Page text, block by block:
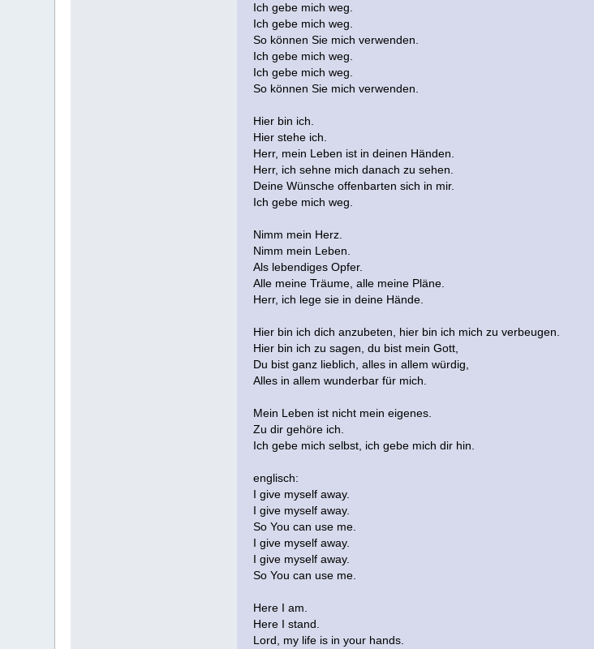
Ich gebe mich weg.
Ich gebe mich weg.
So können Sie mich verwenden.
Ich gebe mich weg.
Ich gebe mich weg.
So können Sie mich verwenden.
Hier bin ich.
Hier stehe ich.
Herr, mein Leben ist in deinen Händen.
Herr, ich sehne mich danach zu sehen.
Deine Wünsche offenbarten sich in mir.
Ich gebe mich weg.
Nimm mein Herz.
Nimm mein Leben.
Als lebendiges Opfer.
Alle meine Träume, alle meine Pläne.
Herr, ich lege sie in deine Hände.
Hier bin ich dich anzubeten, hier bin ich mich zu verbeugen.
Hier bin ich zu sagen, du bist mein Gott,
Du bist ganz lieblich, alles in allem würdig,
Alles in allem wunderbar für mich.
Mein Leben ist nicht mein eigenes.
Zu dir gehöre ich.
Ich gebe mich selbst, ich gebe mich dir hin.
englisch:
I give myself away.
I give myself away.
So You can use me.
I give myself away.
I give myself away.
So You can use me.
Here I am.
Here I stand.
Lord, my life is in your hands.